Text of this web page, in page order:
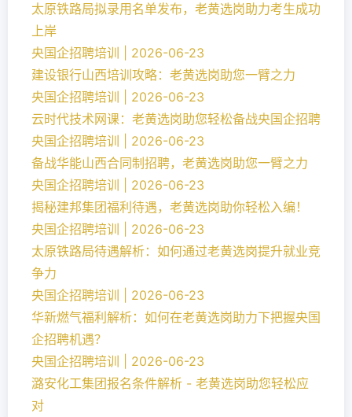
太原铁路局拟录用名单发布，老黄选岗助力考生成功
上岸
央国企招聘培训 | 2026-06-23
建设银行山西培训攻略：老黄选岗助您一臂之力
央国企招聘培训 | 2026-06-23
云时代技术网课：老黄选岗助您轻松备战央国企招聘
央国企招聘培训 | 2026-06-23
备战华能山西合同制招聘，老黄选岗助您一臂之力
央国企招聘培训 | 2026-06-23
揭秘建邦集团福利待遇，老黄选岗助你轻松入编！
央国企招聘培训 | 2026-06-23
太原铁路局待遇解析：如何通过老黄选岗提升就业竞
争力
央国企招聘培训 | 2026-06-23
华新燃气福利解析：如何在老黄选岗助力下把握央国
企招聘机遇？
央国企招聘培训 | 2026-06-23
潞安化工集团报名条件解析 - 老黄选岗助您轻松应
对